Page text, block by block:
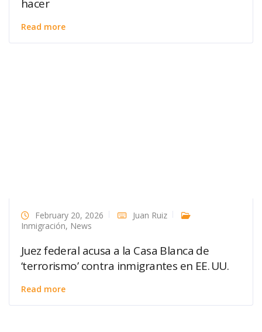
hacer
Read more
February 20, 2026
Juan Ruiz
Inmigración, News
Juez federal acusa a la Casa Blanca de
‘terrorismo’ contra inmigrantes en EE. UU.
Read more